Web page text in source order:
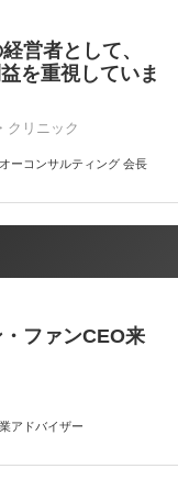
営者として、
を重視していま
クリニック
ーコンサルティング 会長
ファンCEO来
アドバイザー